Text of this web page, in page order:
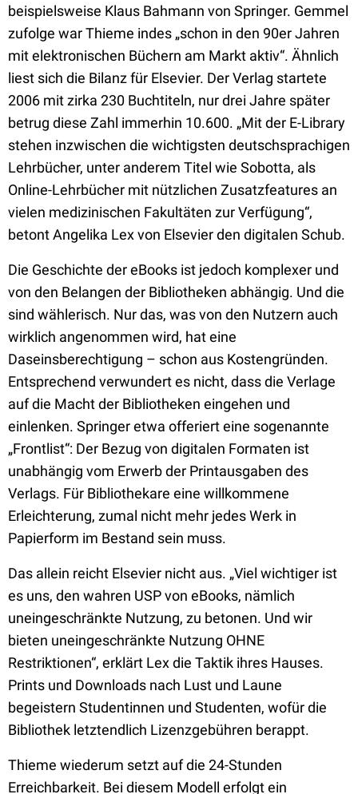
beispielsweise Klaus Bahmann von Springer. Gemmel
zufolge war Thieme indes „schon in den 90er Jahren
mit elektronischen Büchern am Markt aktiv“. Ähnlich
liest sich die Bilanz für Elsevier. Der Verlag startete
2006 mit zirka 230 Buchtiteln, nur drei Jahre später
betrug diese Zahl immerhin 10.600. „Mit der E-Library
stehen inzwischen die wichtigsten deutschsprachigen
Lehrbücher, unter anderem Titel wie Sobotta, als
Online-Lehrbücher mit nützlichen Zusatzfeatures an
vielen medizinischen Fakultäten zur Verfügung“,
betont Angelika Lex von Elsevier den digitalen Schub.
Die Geschichte der eBooks ist jedoch komplexer und
von den Belangen der Bibliotheken abhängig. Und die
sind wählerisch. Nur das, was von den Nutzern auch
wirklich angenommen wird, hat eine
Daseinsberechtigung – schon aus Kostengründen.
Entsprechend verwundert es nicht, dass die Verlage
auf die Macht der Bibliotheken eingehen und
einlenken. Springer etwa offeriert eine sogenannte
„Frontlist“: Der Bezug von digitalen Formaten ist
unabhängig vom Erwerb der Printausgaben des
Verlags. Für Bibliothekare eine willkommene
Erleichterung, zumal nicht mehr jedes Werk in
Papierform im Bestand sein muss.
Das allein reicht Elsevier nicht aus. „Viel wichtiger ist
es uns, den wahren USP von eBooks, nämlich
uneingeschränkte Nutzung, zu betonen. Und wir
bieten uneingeschränkte Nutzung OHNE
Restriktionen“, erklärt Lex die Taktik ihres Hauses.
Prints und Downloads nach Lust und Laune
begeistern Studentinnen und Studenten, wofür die
Bibliothek letztendlich Lizenzgebühren berappt.
Thieme wiederum setzt auf die 24-Stunden
Erreichbarkeit. Bei diesem Modell erfolgt ein